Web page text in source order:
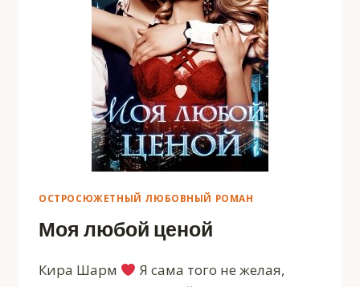
ОСТРОСЮЖЕТНЫЙ ЛЮБОВНЫЙ РОМАН
Моя любой ценой
Кира Шарм
Я сама того не желая,